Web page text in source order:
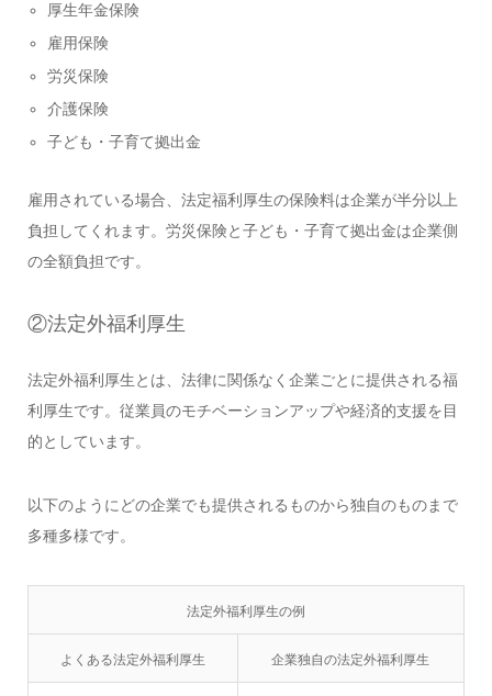
厚生年金保険
雇用保険
労災保険
介護保険
子ども・子育て拠出金
雇用されている場合、法定福利厚生の保険料は企業が半分以上
負担してくれます。労災保険と子ども・子育て拠出金は企業側
の全額負担です。
②法定外福利厚生
法定外福利厚生とは、法律に関係なく企業ごとに提供される福
利厚生です。従業員のモチベーションアップや経済的支援を目
的としています。
以下のようにどの企業でも提供されるものから独自のものまで
多種多様です。
法定外福利厚生の例
よくある法定外福利厚生 企業独自の法定外福利厚生